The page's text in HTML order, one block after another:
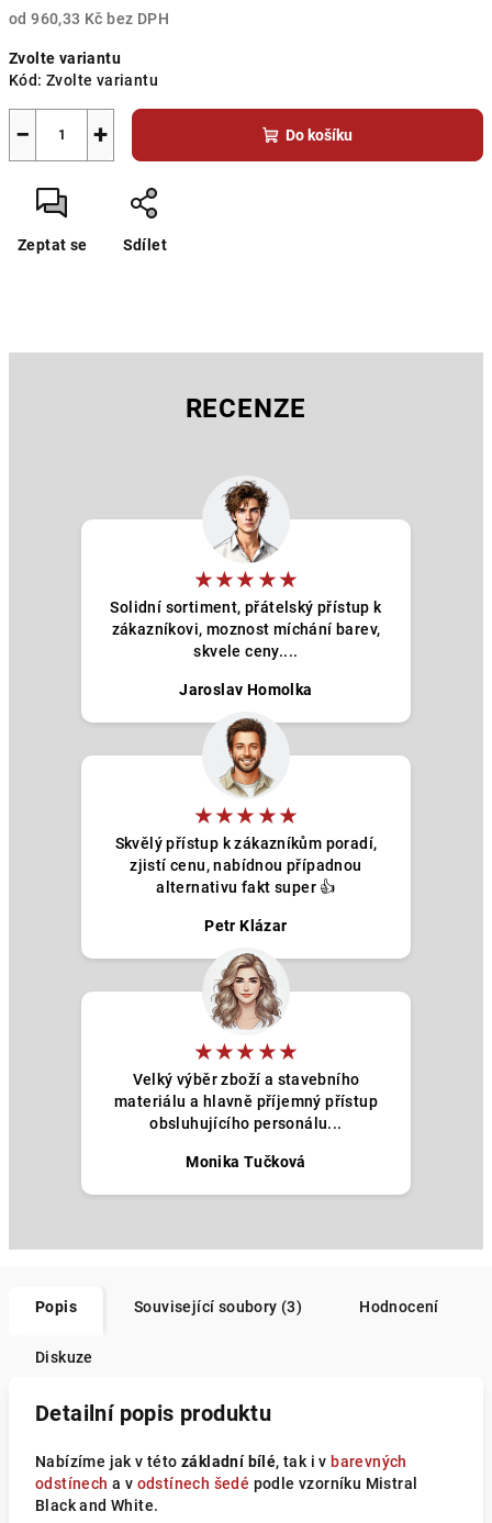
od960,33 Kč bez DPH
cena:
Zvolte variantu
Kód: Zvolte variantu
+
− Do košíku
Zeptat se Sdílet
RECENZE
★★★★★
Solidní sortiment, přátelský přístup k
zákazníkovi, moznost míchání barev,
skvele ceny....
Jaroslav Homolka
★★★★★
Skvělý přístup k zákazníkům poradí,
zjistí cenu, nabídnou případnou
alternativu fakt super 👍
Petr Klázar
★★★★★
Velký výběr zboží a stavebního
materiálu a hlavně příjemný přístup
obsluhujícího personálu...
Monika Tučková
Popis Související soubory (3) Hodnocení
Diskuze
Detailní popis produktu
Nabízíme jak v této základní bílé, tak i v barevných
odstínech a v odstínech šedé podle vzorníku Mistral
Black and White.